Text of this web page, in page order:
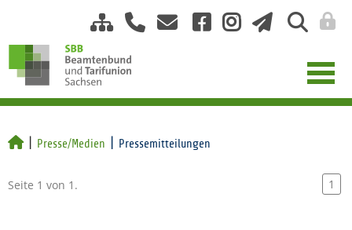
Presse/Medien Pressemitteilungen
Seite 1 von 1. 1